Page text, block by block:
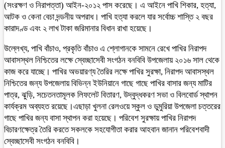
(সংরক্ষণ ও নিরাপত্তা) আইন-২০১২ পাস করেছে। এ আইনে পাখি শিকার, হত্যা,
আটক ও কেনা বেচা দন্ডনীয় অপরাধ। পাখি হত্যা করলে যার সর্বোচ্চ শাস্তি ২ বছর
কারাদণ্ড এবং ২ লাখ টাকা জরিমানার বিধান রাখা হয়েছে।
উল্লেখ্য, পাখি বাঁচাও, প্রকৃতি বাঁচাও এ শ্লোগানকে সামনে রেখে পাখির নিরাপদ
আবাসস্থল নিশ্চিতের লক্ষে স্বেচ্ছাসেবী সংগঠন বনবিবি উপজেলায় ২০১৬ সাল থেকে
কাজ করে যাচ্ছে। পাখির অভয়ারণ্য তৈরির লক্ষে পাখির সুরক্ষা, নিরাপদ আবাসস্থল
নিশ্চিতের জন্য উপজেলায় বিভিন্ন ইউনিয়ানে গাছে গাছে পাখির বাসার জন্য মাটির
পাত্র, ঝুড়ি, সচেতনতামূলক লিফলেট বিতারণ, উদ্বুদ্ধকরণ সভা ও বিলবোর্ড স্থাপন
কার্যক্রম অব্যহত রয়েছে।এছাড়া খুলনা রেলওয়ে স্কুল ও ডুমুরিয়া উপজেলা চত্তরের
গাছে পাখির জন্য বাসা স্থাপন করা হয়েছে। পরিবেশ সুরক্ষায় পাখির নিরাপদ
বিচারণক্ষেত্র তৈরি করতে সকলকে সহযোগীতা করার আহবান জানান পরিবেশবাদী
স্বেচ্ছাসেবী সংগঠন বনবিবি।